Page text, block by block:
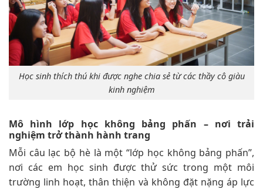
Học sinh thích thú khi được nghe chia sẻ từ các thầy cô giàu
kinh nghiệm
Mô hình lớp học không bảng phấn – nơi trải
nghiệm trở thành hành trang
Mỗi câu lạc bộ hè là một “lớp học không bảng phấn”,
nơi các em học sinh được thử sức trong một môi
trường linh hoạt, thân thiện và không đặt nặng áp lực